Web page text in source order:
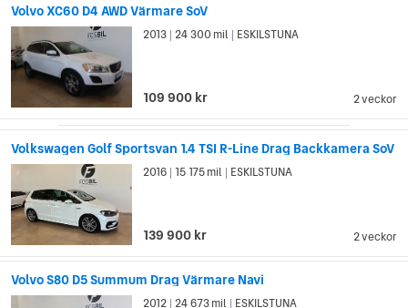
Volvo XC60 D4 AWD Värmare SoV
2 veckor
2013 24 300 mil ESKILSTUNA
109 900 kr
Volkswagen Golf Sportsvan 1.4 TSI R-Line Drag Backkamera SoV
2 veckor
2016 15 175 mil ESKILSTUNA
139 900 kr
Volvo S80 D5 Summum Drag Värmare Navi
2012 24 673 mil ESKILSTUNA